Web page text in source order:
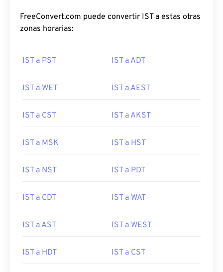
FreeConvert.com puede convertir IST a estas otras
zonas horarias:
IST a PST IST a ADT
IST a WET IST a AEST
IST a CST IST a AKST
IST a MSK IST a HST
IST a NST IST a PDT
IST a CDT IST a WAT
IST a AST IST a WEST
IST a HDT IST a CST